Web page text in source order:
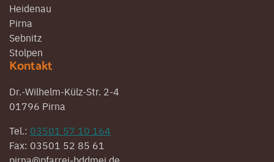
Heidenau
Pirna
Sebnitz
Stolpen
Kontakt
Dr.-Wilhelm-Külz-Str. 2-4
01796 Pirna
Tel.: 03501 57 10 164
Fax: 03501 52 85 61